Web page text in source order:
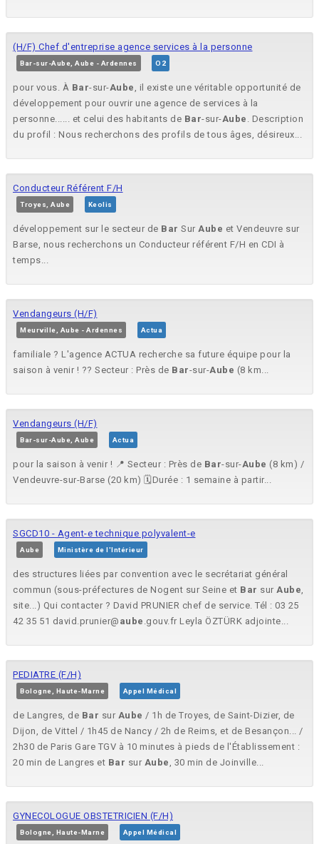
(H/F) Chef d'entreprise agence services à la personne
Bar-sur-Aube, Aube - Ardennes O2
pour vous. À Bar-sur-Aube , il existe une véritable opportunité de
développement pour ouvrir une agence de services à la
personne...... et celui des habitants de Bar-sur-Aube . Description
du profil : Nous recherchons des profils de tous âges, désireux...
Conducteur Référent F/H
Troyes, Aube Keolis
développement sur le secteur de Bar Sur Aube et Vendeuvre sur
Barse, nous recherchons un Conducteur référent F/H en CDI à
temps...
Vendangeurs (H/F)
Meurville, Aube - Ardennes Actua
familiale ? L'agence ACTUA recherche sa future équipe pour la
saison à venir ! ?? Secteur : Près de Bar-sur-Aube (8 km...
Vendangeurs (H/F)
Bar-sur-Aube, Aube Actua
pour la saison à venir ! 📍 Secteur : Près de Bar-sur-Aube (8 km) /
Vendeuvre-sur-Barse (20 km) 🗓️Durée : 1 semaine à partir...
SGCD10 - Agent-e technique polyvalent-e
Aube Ministère de l'Intérieur
des structures liées par convention avec le secrétariat général
commun (sous-préfectures de Nogent sur Seine et Bar sur Aube,
site...) Qui contacter ? David PRUNIER chef de service. Tél : 03 25
42 35 51 david.prunier@ aube .gouv.fr Leyla ÖZTÜRK adjointe...
PEDIATRE (F/H)
Bologne, Haute-Marne Appel Médical
de Langres, de Bar sur Aube / 1h de Troyes, de Saint-Dizier, de
Dijon, de Vittel / 1h45 de Nancy / 2h de Reims, et de Besançon... /
2h30 de Paris Gare TGV à 10 minutes à pieds de l'Établissement :
20 min de Langres et Bar sur Aube, 30 min de Joinville...
GYNECOLOGUE OBSTETRICIEN (F/H)
Bologne, Haute-Marne Appel Médical